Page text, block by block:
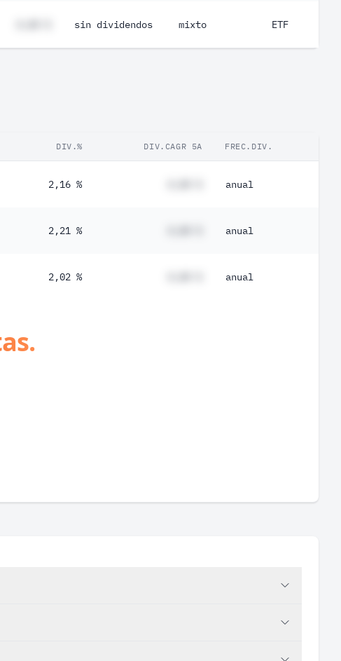
sin dividendos mixto ETF
DIV.% DIV.CAGR 5A FREC.DIV.
2,16 % anual
2,21 % anual
2,02 % anual